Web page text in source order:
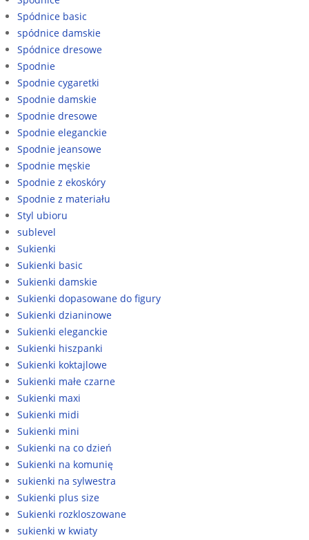
Spódnice basic
spódnice damskie
Spódnice dresowe
Spodnie
Spodnie cygaretki
Spodnie damskie
Spodnie dresowe
Spodnie eleganckie
Spodnie jeansowe
Spodnie męskie
Spodnie z ekoskóry
Spodnie z materiału
Styl ubioru
sublevel
Sukienki
Sukienki basic
Sukienki damskie
Sukienki dopasowane do figury
Sukienki dzianinowe
Sukienki eleganckie
Sukienki hiszpanki
Sukienki koktajlowe
Sukienki małe czarne
Sukienki maxi
Sukienki midi
Sukienki mini
Sukienki na co dzień
Sukienki na komunię
sukienki na sylwestra
Sukienki plus size
Sukienki rozkloszowane
sukienki w kwiaty